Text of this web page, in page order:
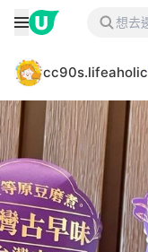
cc90s.lifeaholic